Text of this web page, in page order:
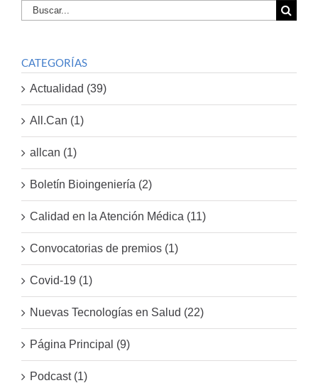
Buscar
por:
CATEGORÍAS
Actualidad (39)
All.Can (1)
allcan (1)
Boletín Bioingeniería (2)
Calidad en la Atención Médica (11)
Convocatorias de premios (1)
Covid-19 (1)
Nuevas Tecnologías en Salud (22)
Página Principal (9)
Podcast (1)